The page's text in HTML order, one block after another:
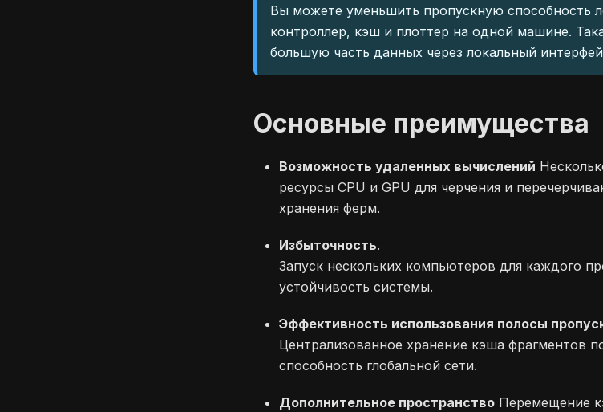
Вы можете уменьшить пропускную способность
контроллер, кэш и плоттер на одной машине.
большую часть данных через локальный
Основные преимущества
Возможность удаленных вычислений
ресурсы CPU и GPU для черчения и
хранения ферм.
Избыточность.
Запуск нескольких компьютеров для каждого
устойчивость системы.
Эффективность использования полосы
Централизованное хранение кэша фрагментов
способность глобальной сети.
Дополнительное пространство Перемещение